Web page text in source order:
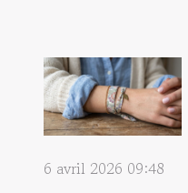
6 avril 2026 09:48